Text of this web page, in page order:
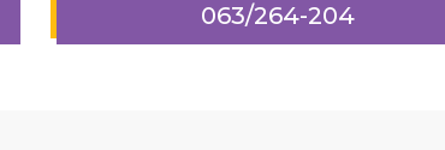
063/264-204